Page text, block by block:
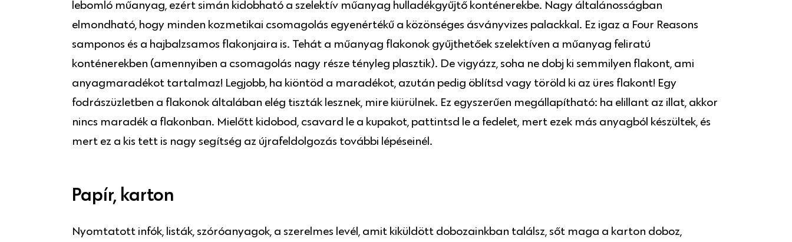
lebomló műanyag, ezért simán kidobható a szelektív műanyag hulladékgyűjtő konténerekbe. Nagy általánosságban
elmondható, hogy minden kozmetikai csomagolás egyenértékű a közönséges ásványvizes palackkal. Ez igaz a Four Reasons
samponos és a hajbalzsamos flakonjaira is. Tehát a műanyag flakonok gyűjthetőek szelektíven a műanyag feliratú
konténerekben (amennyiben a csomagolás nagy része tényleg plasztik). De vigyázz, soha ne dobj ki semmilyen flakont, ami
anyagmaradékot tartalmaz! Legjobb, ha kiöntöd a maradékot, azután pedig öblítsd vagy töröld ki az üres flakont! Egy
fodrászüzletben a flakonok általában elég tiszták lesznek, mire kiürülnek. Ez egyszerűen megállapítható: ha elillant az illat, akkor
nincs maradék a flakonban. Mielőtt kidobod, csavard le a kupakot, pattintsd le a fedelet, mert ezek más anyagból készültek, és
mert ez a kis tett is nagy segítség az újrafeldolgozás további lépéseinél.
Papír, karton
Nyomtatott infók, listák, szóróanyagok, a szerelmes levél, amit kiküldött dobozainkban találsz, sőt maga a karton doboz,